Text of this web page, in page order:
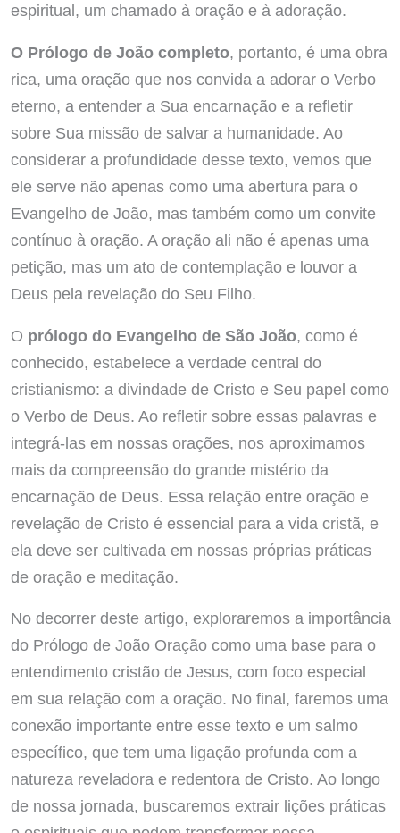
espiritual, um chamado à oração e à adoração.
O Prólogo de João completo, portanto, é uma obra
rica, uma oração que nos convida a adorar o Verbo
eterno, a entender a Sua encarnação e a refletir
sobre Sua missão de salvar a humanidade. Ao
considerar a profundidade desse texto, vemos que
ele serve não apenas como uma abertura para o
Evangelho de João, mas também como um convite
contínuo à oração. A oração ali não é apenas uma
petição, mas um ato de contemplação e louvor a
Deus pela revelação do Seu Filho.
O prólogo do Evangelho de São João, como é
conhecido, estabelece a verdade central do
cristianismo: a divindade de Cristo e Seu papel como
o Verbo de Deus. Ao refletir sobre essas palavras e
integrá-las em nossas orações, nos aproximamos
mais da compreensão do grande mistério da
encarnação de Deus. Essa relação entre oração e
revelação de Cristo é essencial para a vida cristã, e
ela deve ser cultivada em nossas próprias práticas
de oração e meditação.
No decorrer deste artigo, exploraremos a importância
do Prólogo de João Oração como uma base para o
entendimento cristão de Jesus, com foco especial
em sua relação com a oração. No final, faremos uma
conexão importante entre esse texto e um salmo
específico, que tem uma ligação profunda com a
natureza reveladora e redentora de Cristo. Ao longo
de nossa jornada, buscaremos extrair lições práticas